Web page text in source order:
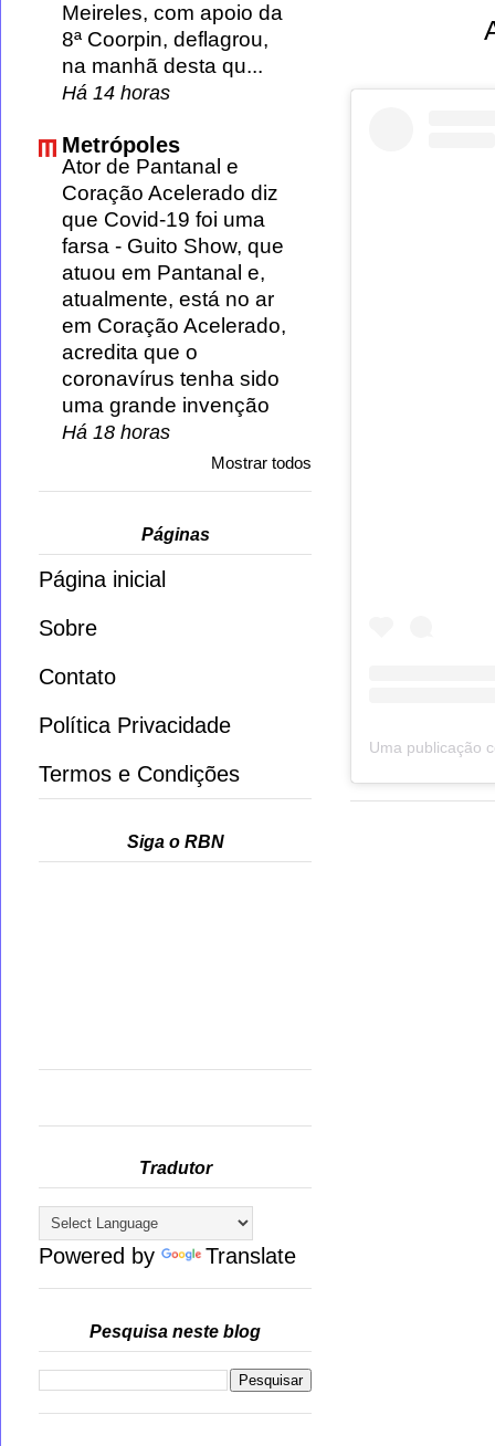
Meireles, com apoio da
8ª Coorpin, deflagrou,
na manhã desta qu...
Há 14 horas
Metrópoles
Ator de Pantanal e
Coração Acelerado diz
que Covid-19 foi uma
farsa - Guito Show, que
atuou em Pantanal e,
atualmente, está no ar
em Coração Acelerado,
acredita que o
coronavírus tenha sido
uma grande invenção
Há 18 horas
Mostrar todos
Páginas
Página inicial
Sobre
Contato
Política Privacidade
Termos e Condições
Siga o RBN
Tradutor
Powered by Translate
Pesquisa neste blog